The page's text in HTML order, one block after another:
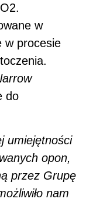
w
w procesie
do
umiejętności
opon,
przez Grupę
nam